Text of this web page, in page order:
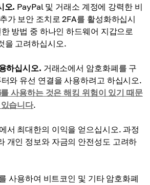
오. PayPal 및 거래소 계정에 강력한 비
가 보안 조치로 2FA를 활성화하십시
방법 중 하나인 하드웨어 지갑으로
을 고려하십시오.
하십시오. 거래소에서 암호화폐를 구
와 유선 연결을 사용하려고 하십시오.
사용하는 것은 해킹 위험이 있기 때문
습니다.
서 최대한의 이익을 얻으십시오. 과정
개인 정보와 자금의 안전성도 고려하
사용하여 비트코인 및 기타 암호화폐